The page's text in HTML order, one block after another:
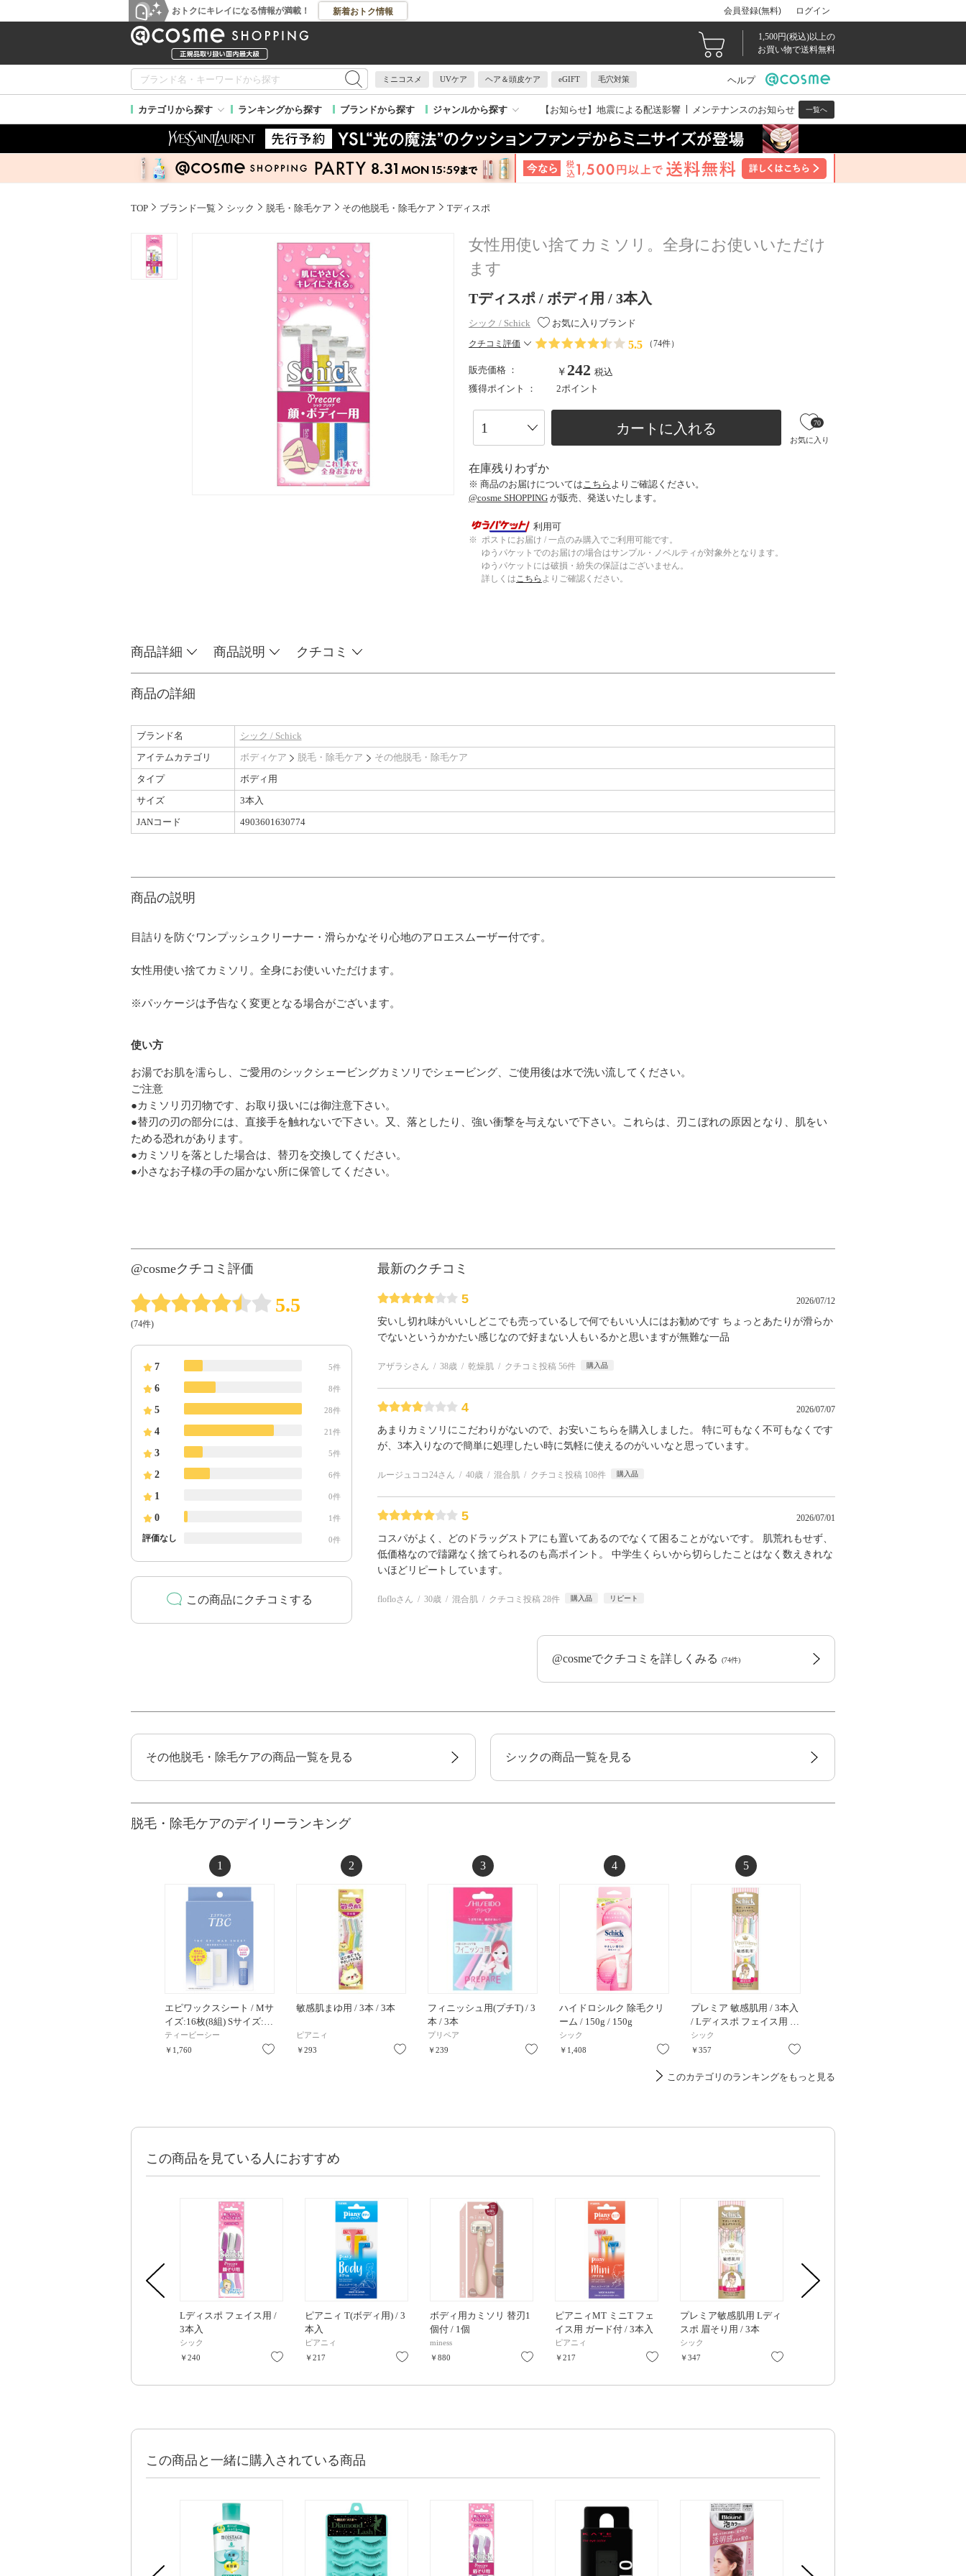
おトクにキレイになる情報が満載！ 新着おトク情報 会員登録(無料) ログイン
1,500円(税込)以上の
お買い物で送料無料
ミニコスメ UVケア ヘア＆頭皮ケア eGIFT 毛穴対策 ヘルプ
カテゴリから探す ランキングから探す ブランドから探す ジャンルから探す 【お知らせ】 地震による配送影響 メンテナンスのお知らせ 一覧へ
TOP ブランド一覧 シック 脱毛・除毛ケア その他脱毛・除毛ケア Tディスポ
女性用使い捨てカミソリ。全身にお使いいただけ
ます
Tディスポ / ボディ用 / 3本入
シック / Schick お気に入りブランド
クチコミ評価 5.5 （74件）
販売価格 ： ￥ 242 税込
獲得ポイント ：
2ポイント
カートに入れる
お気に入り
70
在庫残りわずか
※ 商品のお届けについては こちら よりご確認ください。
@cosme SHOPPING が販売、発送いたします。
利用可
※ ポストにお届け / 一点のみ購入でご利用可能です。
ゆうパケットでのお届けの場合はサンプル・ノベルティが対象外となります。
ゆうパケットには破損・紛失の保証はございません。
詳しくはこちら よりご確認ください。
商品詳細 商品説明 クチコミ
商品の詳細
ブランド名
シック / Schick
アイテムカテゴリ
ボディケア 脱毛・除毛ケア
その他脱毛・除毛ケア
タイプ
ボディ用
サイズ
3本入
JANコード
4903601630774
商品の説明
目詰りを防ぐワンプッシュクリーナー・滑らかなそり心地のアロエスムーザー付です。
女性用使い捨てカミソリ。全身にお使いいただけます。
※パッケージは予告なく変更となる場合がございます。
使い方
お湯でお肌を濡らし、ご愛用のシックシェービングカミソリでシェービング、ご使用後は水で洗い流してください。
ご注意
●カミソリ刃刃物です、お取り扱いには御注意下さい。
●替刃の刃の部分には、直接手を触れないで下さい。又、落としたり、強い衝撃を与えないで下さい。これらは、刃こぼれの原因となり、肌をい
ためる恐れがあります。
●カミソリを落とした場合は、替刃を交換してください。
●小さなお子様の手の届かない所に保管してください。
@cosmeクチコミ評価
5.5
(74件)
7 5件
6 8件
5 28件
4 21件
3 5件
2 6件
1 0件
0 1件
評価なし 0件
この商品にクチコミする
最新のクチコミ
5 2026/07/12
安いし切れ味がいいしどこでも売っているしで何でもいい人にはお勧めです ちょっとあたりが滑らか
でないというかかたい感じなので好まない人もいるかと思いますが無難な一品
アザラシさん 38歳 乾燥肌 クチコミ投稿 56件 購入品
4 2026/07/07
あまりカミソリにこだわりがないので、お安いこちらを購入しました。 特に可もなく不可もなくです
が、3本入りなので簡単に処理したい時に気軽に使えるのがいいなと思っています。
ルージュココ24さん 40歳 混合肌 クチコミ投稿 108件 購入品
5 2026/07/01
コスパがよく、どのドラッグストアにも置いてあるのでなくて困ることがないです。 肌荒れもせず、
低価格なので躊躇なく捨てられるのも高ポイント。 中学生くらいから切らしたことはなく数えきれな
いほどリピートしています。
flofloさん 30歳 混合肌 クチコミ投稿 28件 購入品 リピート
@cosmeでクチコミを詳しくみる (74件)
その他脱毛・除毛ケアの商品一覧を見る シックの商品一覧を見る
脱毛・除毛ケアのデイリーランキング
1
エピワックスシート / Mサ
イズ:16枚(8組) Sサイズ:…
ティービーシー
￥1,760
お気に入り
2
敏感肌まゆ用 / 3本 / 3本
ピアニィ
￥293
お気に入り
3
フィニッシュ用(プチT) / 3
本 / 3本
プリペア
￥239
お気に入り
4
ハイドロシルク 除毛クリ
ーム / 150g / 150g
シック
￥1,408
お気に入り
5
プレミア 敏感肌用 / 3本入
/ Lディスポ フェイス用 …
シック
￥357
このカテゴリのランキングをもっと見る
この商品を見ている人におすすめ
Lディスポ フェイス用 /
3本入
シック
￥240
お気に入り
ピアニィ T(ボディ用) / 3
本入
ピアニィ
￥217
お気に入り
ボディ用カミソリ 替刃1
個付 / 1個
miness
￥880
お気に入り
ピアニィMT ミニT フェ
イス用 ガード付 / 3本入
ピアニィ
￥217
お気に入り
プレミア敏感肌用 Lディ
スポ 眉そり用 / 3本
シック
￥347
この商品と一緒に購入されている商品